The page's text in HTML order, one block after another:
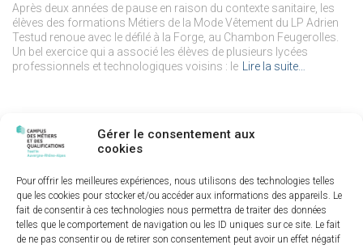
Gérer le consentement aux
cookies
Pour offrir les meilleures expériences, nous utilisons des technologies telles
que les cookies pour stocker et/ou accéder aux informations des appareils. Le
fait de consentir à ces technologies nous permettra de traiter des données
telles que le comportement de navigation ou les ID uniques sur ce site. Le fait
de ne pas consentir ou de retirer son consentement peut avoir un effet négatif
Après deux années de pause en raison du contexte sanitaire, les
élèves des formations Métiers de la Mode Vêtement du LP Adrien
Testud renoue avec le défilé à la Forge, au Chambon Feugerolles.
Un bel exercice qui a associé les élèves de plusieurs lycées
professionnels et technologiques voisins : le
Lire la suite…